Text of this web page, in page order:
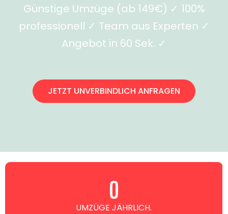
Günstige Umzüge (ab 149€) ✓ 100%
professionell ✓ Team aus Experten ✓
Angebot in 60 Sek. ✓
JETZT UNVERBINDLICH ANFRAGEN
UMZÜGE JÄHRLICH.
0